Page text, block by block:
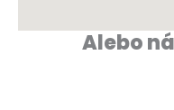
Alebo